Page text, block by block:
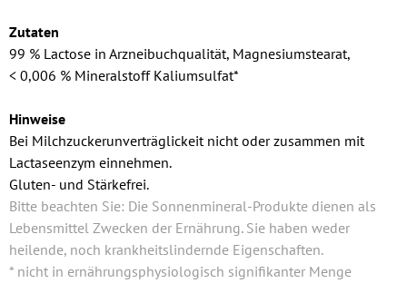
Zutaten
99 % Lactose in Arzneibuchqualität, Magnesiumstearat,
< 0,006 % Mineralstoff Kalium­sulfat*
Hinweise
Bei Milchzuckerunverträglickeit nicht oder zusammen mit
Lactaseenzym einnehmen.
Gluten- und Stärkefrei.
Bitte beachten Sie: Die Sonnenmineral-Produkte dienen als
Lebensmittel Zwecken der Ernährung. Sie haben weder
heilende, noch krankheitslindernde Eigenschaften.
* nicht in ernährungsphysiologisch signifikanter Menge